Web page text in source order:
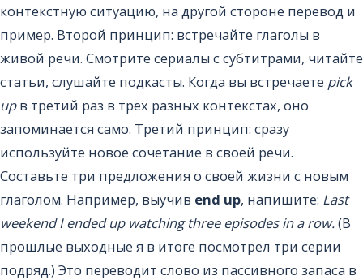
контекстную ситуацию, на другой стороне перевод и
пример. Второй принцип: встречайте глаголы в
живой речи. Смотрите сериалы с субтитрами, читайте
статьи, слушайте подкасты. Когда вы встречаете pick
upв третий раз в трёх разных контекстах, оно
запоминается само. Третий принцип: сразу
используйте новое сочетание в своей речи.
Составьте три предложения о своей жизни с новым
глаголом. Например, выучив end up, напишите: Last
weekend I ended up watching three episodes in a row.(В
прошлые выходные я в итоге посмотрел три серии
подряд.) Это переводит слово из пассивного запаса в